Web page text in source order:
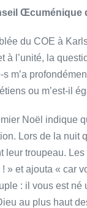
Œcuménique
du COE à
à l’unité, la
m’a
ou m’est-il
Noël indique
Lors de la nuit
troupeau.
» et ajouta « car
: il vous est
au plus haut